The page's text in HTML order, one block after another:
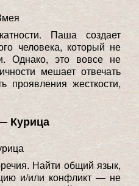
Паша создает
человека, который не
Однако, это вовсе не
мешает отвечать
проявления жесткости,
Курица
Найти общий язык,
и/или конфликт — не